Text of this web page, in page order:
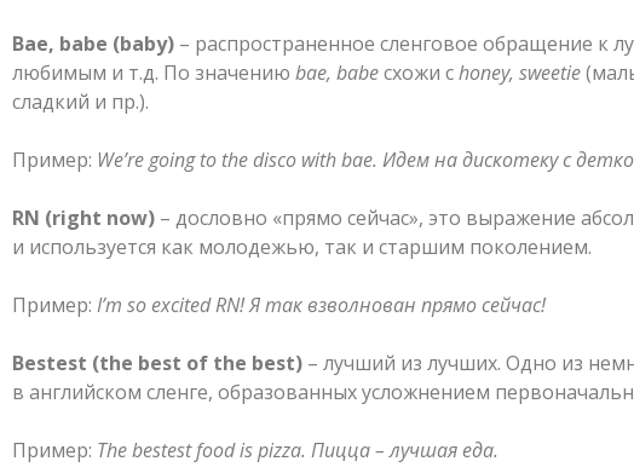
Bae, babe (baby) – распространенное сленговое обращение к
любимым и т.д. По значению bae, babeсхожи сhoney, sweetie
сладкий и пр.).
Пример: We’re going to the disco with bae. Идем на дискотеку с
RN (right now) – дословно «прямо сейчас», это выражение
и используется как молодежью, так и старшим поколением.
Пример: I’m so excited RN!Я так взволнован прямо сейчас!
Bestest (the best of the best) – лучший из лучших. Одно из
в английском сленге, образованных усложнением
Пример: The bestest food is pizza. Пицца – лучшая еда.